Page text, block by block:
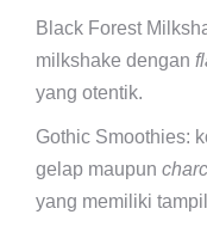
Black Forest
milkshake dengan
yang otentik.
Gothic Smoothies:
gelap maupun
yang memiliki